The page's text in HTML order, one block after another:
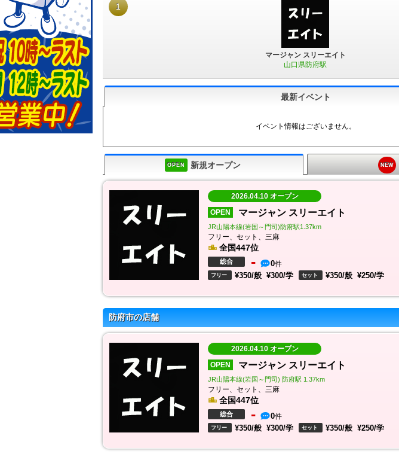
1
マージャン スリーエイト
山口県防府駅
最新イベント
イベント情報はございません。
OPEN 新規オープン NEW
2026.04.10 オープン
OPEN
マージャン スリーエイト
JR山陽本線(岩国～門司)防府駅1.37km
フリー、セット、三麻
全国447位
総合 - 0件
フリー ¥350/般 ¥300/学 セット ¥350/般 ¥250/学
防府市の店舗
2026.04.10 オープン
OPEN
マージャン スリーエイト
JR山陽本線(岩国～門司) 防府駅 1.37km
フリー、セット、三麻
全国447位
総合 - 0件
フリー ¥350/般 ¥300/学 セット ¥350/般 ¥250/学